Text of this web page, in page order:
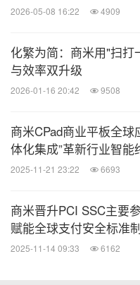
2026-05-08 16:22 4909
化繁为简：商米用"扫
与效率双升级
2026-01-16 20:42 9508
商米CPad商业平板全球
体化集成”革新行业智能
2025-11-21 23:22 6693
商米晋升PCI SSC主要
赋能全球支付安全标准
2025-11-14 09:33 6162